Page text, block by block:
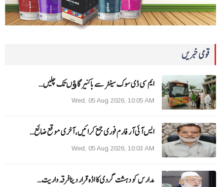
قومی خبریں
ایم سی ڈی سوک سینٹر سے باکنیر گاﺅں تک چلیں…
Wed, 05 Aug 2026, 10:05 AM
ایس آئی آر فارم فوری جمع کرائیں، آخری موقع ضائع…
Wed, 05 Aug 2026, 10:03 AM
مدارس کو دہشت گردی کا اڈہ قرار دینا فرقہ واریت…